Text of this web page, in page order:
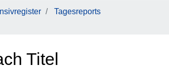
Tagesreports
Titel